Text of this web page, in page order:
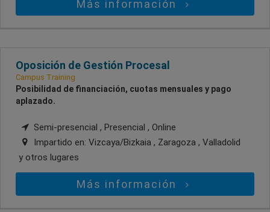
Más información
Oposición de Gestión Procesal
Campus Training
Posibilidad de financiación, cuotas mensuales y pago
aplazado.
Semi-presencial , Presencial , Online
Impartido en: Vizcaya/Bizkaia , Zaragoza , Valladolid
y otros lugares
Más información